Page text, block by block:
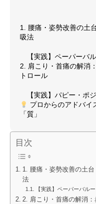
1. 腰痛・姿勢改善の土
吸法
【実践】ペーパーバ
2. 肩こり・首痛の解消
トロール
【実践】パピー・ポ
プロからのアドバイ
「質」
目次
1. 腰痛・姿勢改善の土
法
【実践】ペーパーバル
2. 肩こり・首痛の解消